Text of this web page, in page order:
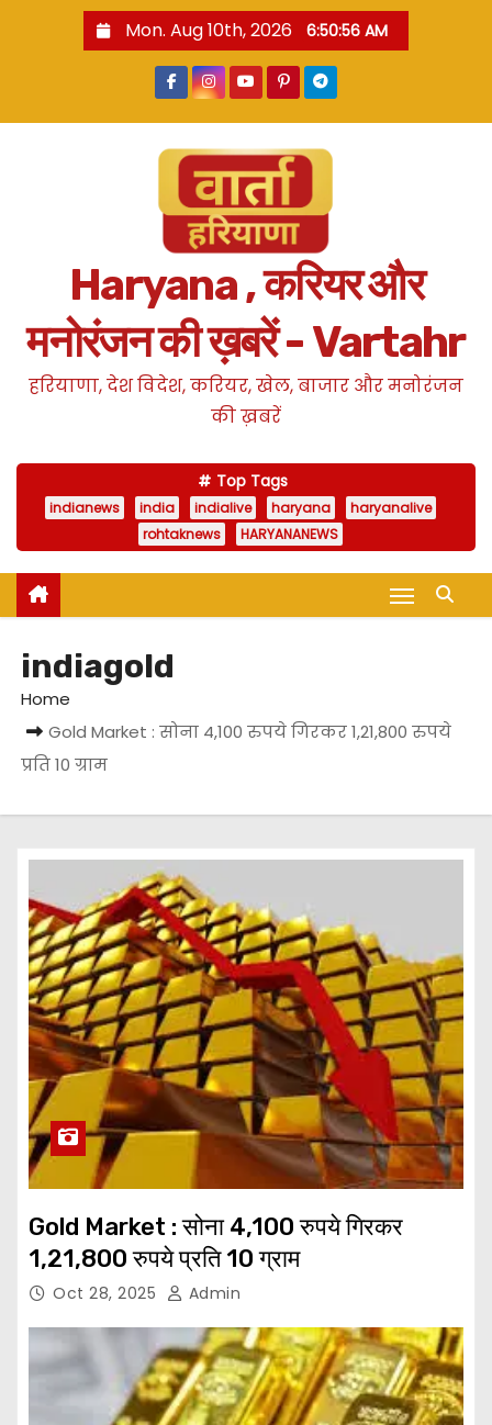
Mon. Aug 10th, 2026 6:50:57 AM
Haryana , करियर और
मनोरंजन की ख़बरें - Vartahr
हरियाणा, देश विदेश, करियर, खेल, बाजार और मनोरंजन
की ख़बरें
Top Tags
indianews india indialive haryana
haryanalive
rohtaknews
HARYANANEWS
indiagold
Home
Gold Market : सोना 4,100 रुपये गिरकर 1,21,800 रुपये
प्रति 10 ग्राम
Gold Market : सोना 4,100 रुपये गिरकर
1,21,800 रुपये प्रति 10 ग्राम
Oct 28, 2025 Admin